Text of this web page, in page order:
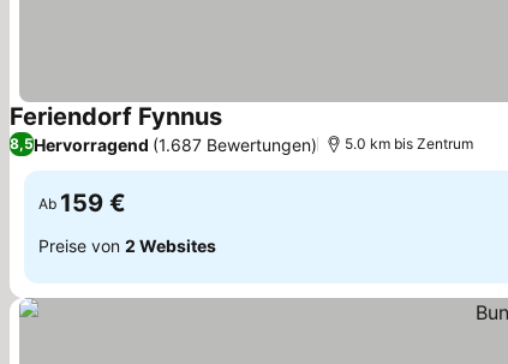
Feriendorf FynnusPreise sehen
8,5Hervorragend (1.687 Bewertungen) 5.0 km bis Zentrum
Ab 159 €
Preise von 2 Websites